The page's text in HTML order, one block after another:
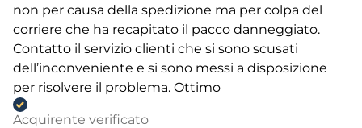
non per causa della spedizione ma per colpa del
corriere che ha recapitato il pacco danneggiato.
Contatto il servizio clienti che si sono scusati
dell’inconveniente e si sono messi a disposizione
per risolvere il problema. Ottimo
Acquirente verificato